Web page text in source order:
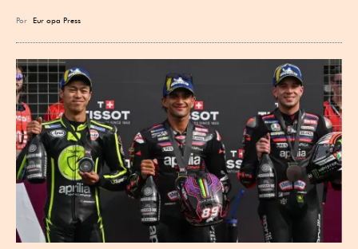
Por Eur opa Press